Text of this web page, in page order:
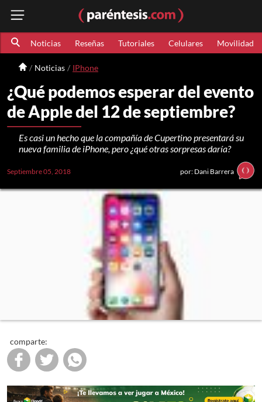
Noticias Reseñas Tutoriales Celulares Movilidad
Noticias IPhone
¿Qué podemos esperar del evento
de Apple del 12 de septiembre?
Es casi un hecho que la compañía de Cupertino presentará su
nueva familia de iPhone, pero ¿qué otras sorpresas daría?
Septiembre 05, 2018 por: Dani Barrera
comparte: